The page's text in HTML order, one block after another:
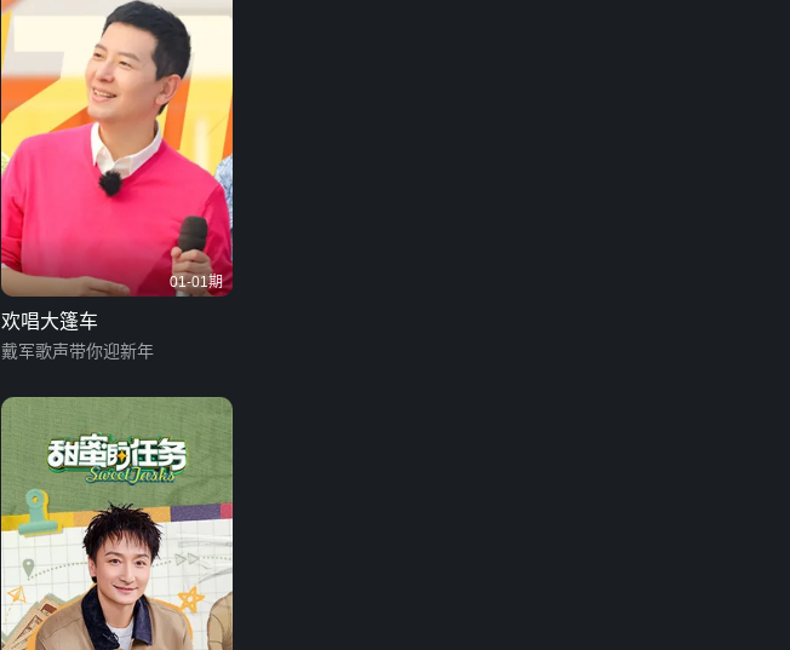
01-01期
欢唱大篷车
戴军歌声带你迎新年